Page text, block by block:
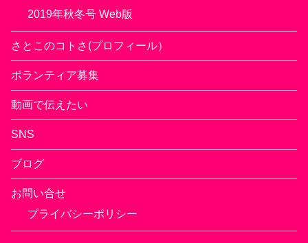
2019年秋冬号 Web版
さとこのコトさ(プロフィール）
ボランティア募集
動画で伝えたい
SNS
ブログ
お問い合せ
プライバシーポリシー